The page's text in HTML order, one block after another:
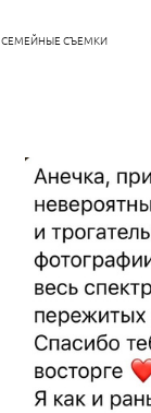
СЕМЕЙНЫЕ СЪЕМКИ